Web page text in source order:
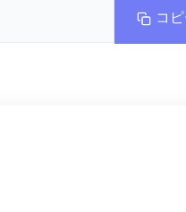
コ